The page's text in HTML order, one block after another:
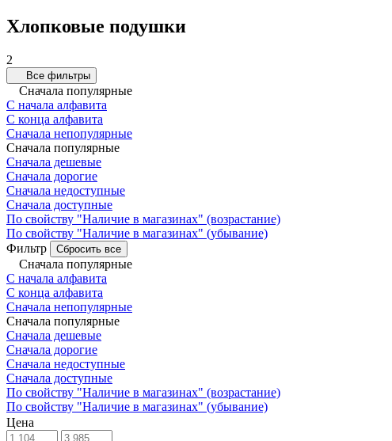
Хлопковые подушки
2
Все фильтры
Сначала популярные
С начала алфавита
С конца алфавита
Сначала непопулярные
Сначала популярные
Сначала дешевые
Сначала дорогие
Сначала недоступные
Сначала доступные
По свойству "Наличие в магазинах" (возрастание)
По свойству "Наличие в магазинах" (убывание)
Фильтр
Сбросить все
Сначала популярные
С начала алфавита
С конца алфавита
Сначала непопулярные
Сначала популярные
Сначала дешевые
Сначала дорогие
Сначала недоступные
Сначала доступные
По свойству "Наличие в магазинах" (возрастание)
По свойству "Наличие в магазинах" (убывание)
Цена